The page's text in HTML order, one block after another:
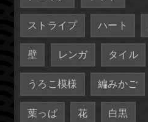
ストライプ ハート
壁 レンガ タイル
うろこ模様 編みかご
葉っぱ 花 白黒